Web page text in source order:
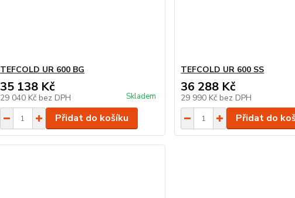
TEFCOLD UR 600 BG
35 138 Kč
29 040 Kč bez DPH Skladem
Přidat do košíku
TEFCOLD UR 600 SS
36 288 Kč
29 990 Kč bez DPH
Přidat do